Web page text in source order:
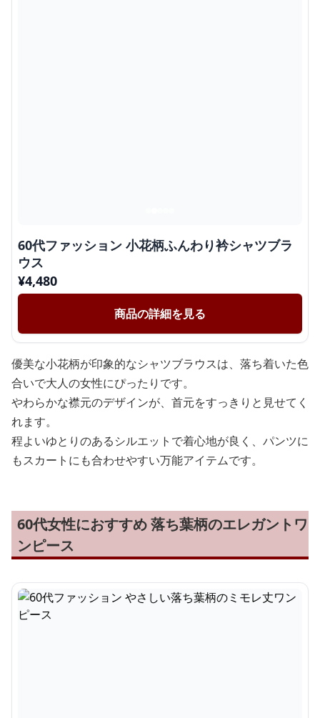
60代ファッション 小花柄ふんわり衿シャツブラ
ウス
¥4,480
商品の詳細を見る
優美な小花柄が印象的なシャツブラウスは、落ち着いた色
合いで大人の女性にぴったりです。
やわらかな襟元のデザインが、首元をすっきりと見せてく
れます。
程よいゆとりのあるシルエットで着心地が良く、パンツに
もスカートにも合わせやすい万能アイテムです。
60代女性におすすめ 落ち葉柄のエレガントワ
ンピース